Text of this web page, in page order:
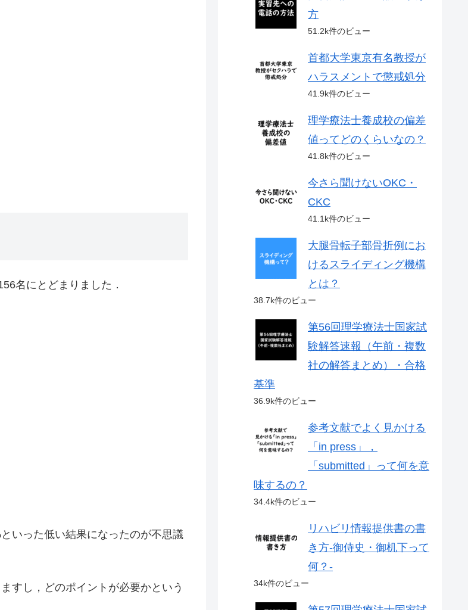
名にとどまりました．
いった低い結果になったのが不思議
すし，どのポイントが必要かという
方
51.2k件のビュー
首都大学東京有名教授が
ハラスメントで懲戒処分
41.9k件のビュー
理学療法士養成校の偏差
値ってどのくらいなの？
41.8k件のビュー
今さら聞けないOKC・
CKC
41.1k件のビュー
大腿骨転子部骨折例にお
けるスライディング機構
とは？
38.7k件のビュー
第56回理学療法士国家試
験解答速報（午前・複数
社の解答まとめ）・合格
基準
36.9k件のビュー
参考文献でよく見かける
「in press」，
「submitted」って何を意
味するの？
34.4k件のビュー
リハビリ情報提供書の書
き方-御侍史・御机下って
何？-
34k件のビュー